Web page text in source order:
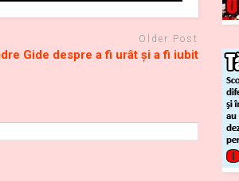
Older Post
Gide despre a fi urât şi a fi iubit